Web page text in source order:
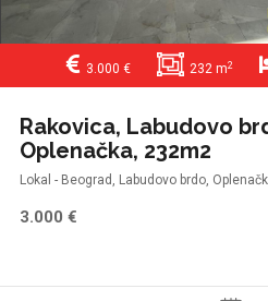
3.000 € 232 m2
Rakovica, Labudovo
Oplenačka, 232m2
Lokal - Beograd, Labudovo brdo,
3.000 €